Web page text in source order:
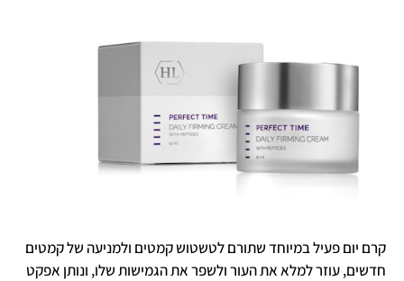
קרם יום פעיל במיוחד שתורם לטשטוש קמטים ולמניעה של קמטים
חדשים, עוזר למלא את העור ולשפר את הגמישות שלו, ונותן אפקט